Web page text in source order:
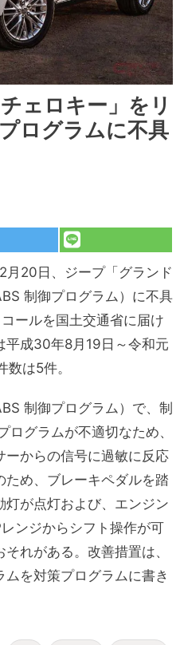
ェロキー」をリ
ログラムに不具
月20日、ジープ「グランド
制御プログラム）に不具
ールを国土交通省に届け
平成30年8月19日～令和元
は5件。
制御プログラム）で、制
グラムが不適切なため、
ーからの信号に過敏に反応
ため、ブレーキペダルを踏
灯が点灯および、エンジン
ンジからシフト操作が可
れがある。改善措置は、
を対策プログラムに書き